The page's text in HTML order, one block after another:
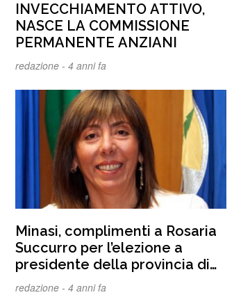
INVECCHIAMENTO ATTIVO,
NASCE LA COMMISSIONE
PERMANENTE ANZIANI
redazione -4 anni fa
Minasi, complimenti a Rosaria
Succurro per l’elezione a
presidente della provincia di
Cosenza
redazione -4 anni fa